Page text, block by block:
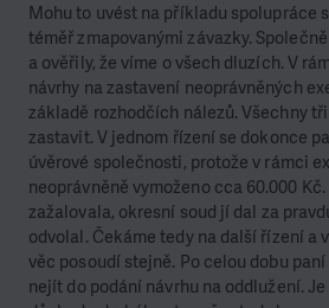
Mohu to uvést na příkladu spolupráce
téměř zmapovanými závazky.
a ověřily, že víme o všech dluzích. V
návrhy na zastavení neoprávněných
základě rozhodčích nálezů. Všechny
zastavit. V jednom řízení se dokonce
úvěrové společnosti, protože v rámci
neoprávněně vymoženo cca 60.000
zažalovala, okresní soud jí dal za
odvolal. Čekáme tedy na další řízení a
věc posoudí stejně. Po celou dobu
nejít do podání návrhu na oddlužení.